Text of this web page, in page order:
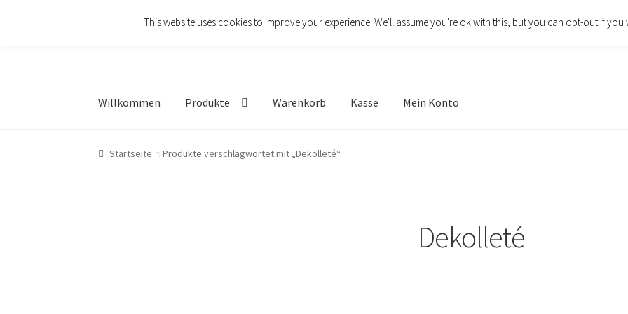
Willkommen Produkte Warenkorb Kasse Mein Konto
Startseite Produkte verschlagwortet mit „Dekolleté“
Dekolleté
This website uses cookies to improve your experience. We'll assume you're ok with this, but you can opt-out if you